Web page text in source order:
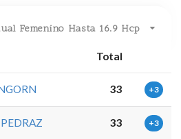
Femenino Hasta 16.9 Hcp
Total
33 +3
33 +3